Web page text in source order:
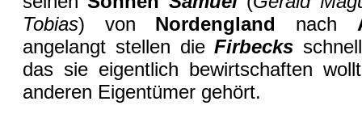
Tobias) von Nordengland nach
angelangt stellen dieFirbecks
das sie eigentlich bewirtschaften
anderen Eigentümer gehört.